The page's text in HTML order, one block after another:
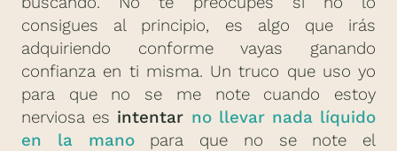
consigues al principio, es algo que irás
adquiriendo conforme vayas ganando
confianza en ti misma. Un truco que uso yo
para que no se me note cuando estoy
nerviosa es intentar no llevar nada líquido
en la manopara que no se note el